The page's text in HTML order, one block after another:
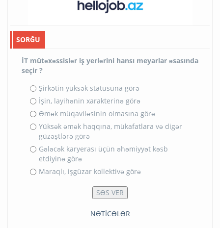
SORĞU
İT mütəxəssislər iş yerlərini hansı meyarlar əsasında
seçir ?
Şirkətin yüksək statusuna görə
İşin, layihənin xarakterinə görə
Əmək müqaviləsinin olmasına görə
Yüksək əmək haqqına, mükafatlara və digər
güzəştlərə görə
Gələcək karyerası üçün əhəmiyyət kəsb
etdiyinə görə
Maraqlı, işgüzar kollektivə görə
NƏTİCƏLƏR